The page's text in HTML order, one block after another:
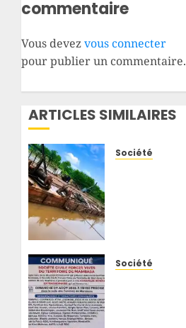
commentaire
Vous devezvous connecter
pour publier un commentaire.
ARTICLES SIMILAIRES
Société
planches
Société